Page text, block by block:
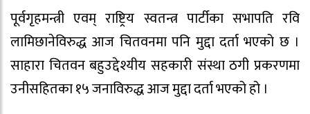
पूर्वगृहमन्त्री एवम् राष्ट्रिय स्वतन्त्र पार्टीका सभापति रवि
लामिछानेविरुद्ध आज चितवनमा पनि मुद्दा दर्ता भएको छ ।
साहारा चितवन बहुउद्देश्यीय सहकारी संस्था ठगी प्रकरणमा
उनीसहितका १५ जनाविरुद्ध आज मुद्दा दर्ता भएको हो ।